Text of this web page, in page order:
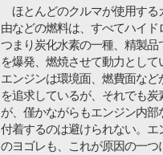
ほとんどのクルマが使用する
由などの燃料は、すべてハイド
つまり炭化水素の一種、精製品
を爆発、燃焼させて動力として
エンジンは環境面、燃費面など
を追求しているが、それでも炭
が、僅かながらもエンジン内部
付着するのは避けられない。エ
のヨゴレも、これが原因の一つ